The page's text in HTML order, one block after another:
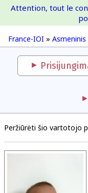
France-IOI »
Attention, tout le
Peržiūrėti šio vartotojo